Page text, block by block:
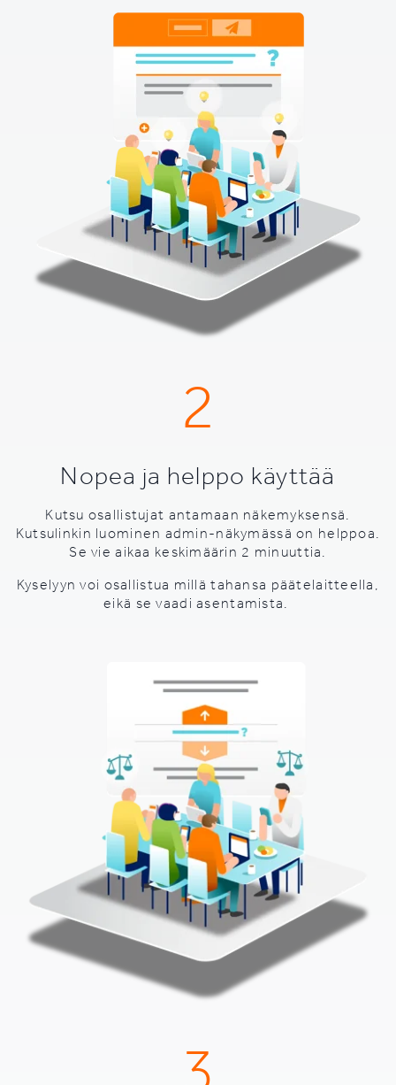
2
Nopea ja helppo käyttää
Kutsu osallistujat antamaan näkemyksensä.
Kutsulinkin luominen admin-näkymässä on helppoa.
Se vie aikaa keskimäärin 2 minuuttia.
Kyselyyn voi osallistua millä tahansa päätelaitteella,
eikä se vaadi asentamista.
3